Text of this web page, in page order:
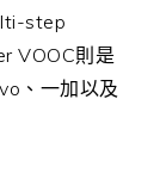
step
VOOC則是
、一加以及